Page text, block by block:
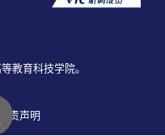
教育科技学院。
责声明